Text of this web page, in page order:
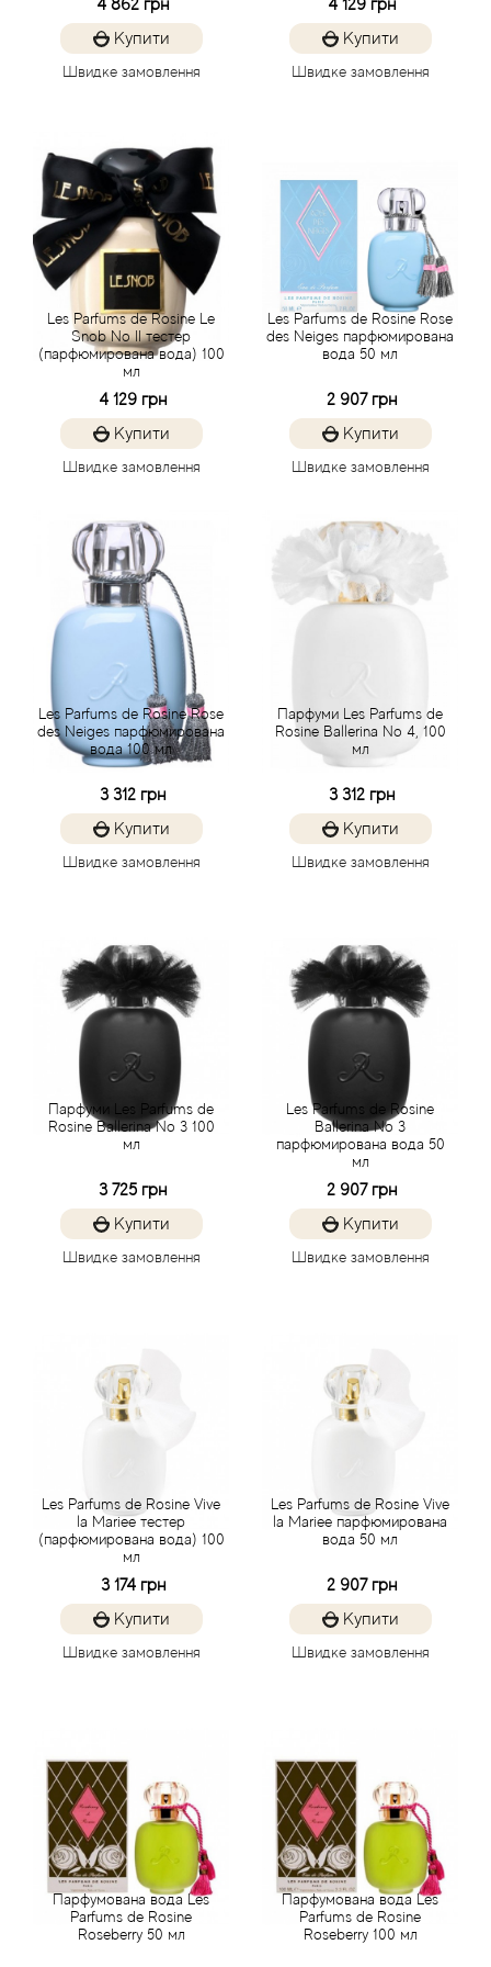
4 862 грн
Купити
Швидке замовлення
(парфумована вода) 100 мл
4 129 грн
Купити
Швидке замовлення
Les Parfums de Rosine Le
Snob No II тестер
(парфюмирована вода) 100
мл
4 129 грн
Купити
Швидке замовлення
Les Parfums de Rosine Rose
des Neiges парфюмирована
вода 50 мл
2 907 грн
Купити
Швидке замовлення
Les Parfums de Rosine Rose
des Neiges парфюмирована
вода 100 мл
3 312 грн
Купити
Швидке замовлення
Парфуми Les Parfums de
Rosine Ballerina No 4, 100
мл
3 312 грн
Купити
Швидке замовлення
Парфуми Les Parfums de
Rosine Ballerina No 3 100
мл
3 725 грн
Купити
Швидке замовлення
Les Parfums de Rosine
Ballerina No 3
парфюмирована вода 50
мл
2 907 грн
Купити
Швидке замовлення
Les Parfums de Rosine Vive
la Mariee тестер
(парфюмирована вода) 100
мл
3 174 грн
Купити
Швидке замовлення
Les Parfums de Rosine Vive
la Mariee парфюмирована
вода 50 мл
2 907 грн
Купити
Швидке замовлення
Парфумована вода Les
Parfums de Rosine
Roseberry 50 мл
Парфумована вода Les
Parfums de Rosine
Roseberry 100 мл
Agent Provocateur
Agonist
Aj Arabia (Widian)
Ajmal
Al Haramain
Al Jazeera
Alaia Paris
Alexander McQueen
Alexandre Barthet
Alexandre J
Alfred Dunhill
Alyson Oldoini
Alyssa Ashley
American Crew
Amouage
Andre L'Arom
Angel Schlesser
Anima Mundi
Anna Sui
Annayake
Anne Fontaine
Antonio Banderas
Antonio Visconti
Arabesque Perfumes
Ariana Grande
Armaf
Armand Basi